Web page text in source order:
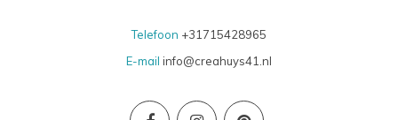
Telefoon +31715428965
E-mail info@creahuys41.nl